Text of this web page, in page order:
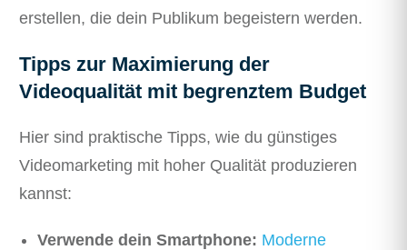
erstellen, die dein Publikum begeistern werden.
Tipps zur Maximierung der
Videoqualität mit begrenztem Budget
Hier sind praktische Tipps, wie du günstiges
Videomarketing mit hoher Qualität produzieren
kannst:
Verwende dein Smartphone: Moderne